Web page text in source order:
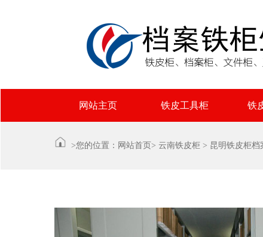
网站主页 铁皮工具柜 铁
>您的位置： 网站首页 > 云南铁皮柜 > 昆明铁皮柜档